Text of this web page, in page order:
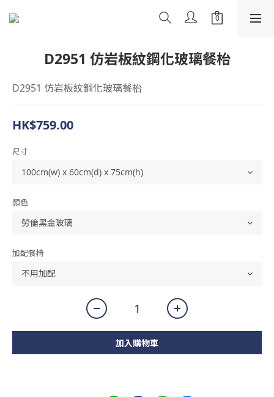
D2951 仿岩板紋鋼化玻璃餐枱
D2951 仿岩板紋鋼化玻璃餐枱
HK$759.00
尺寸
顏色
加配餐椅
加入購物車